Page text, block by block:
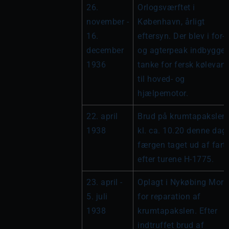
26.
november -
16.
december
1936
Orlogsværftet i
København, årligt
eftersyn. Der blev i for-
og agterpeak indbygget
tanke for fersk
til hoved- og
hjælpemotor.
22. april
1938
Brud på krumtapakslen
kl. ca. 10.20 denne dag,
færgen taget ud af fart
efter turene H-1775.
23. april -
5. juli
1938
Oplagt i Nykøbing Mors
for reparation af
krumtapakslen. Efter
indtruffet brud af